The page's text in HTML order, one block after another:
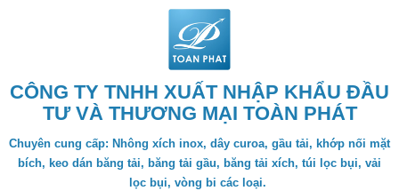
CÔNG TY TNHH XUẤT NHẬP KHẨU ĐẦU
TƯ VÀ THƯƠNG MẠI TOÀN PHÁT
Chuyên cung cấp: Nhông xích inox, dây curoa, gầu tải, khớp nối mặt
bích, keo dán băng tải, băng tải gầu, băng tải xích, túi lọc bụi, vải
lọc bụi, vòng bi các loại.